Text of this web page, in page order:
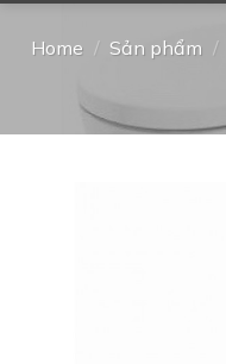
Home / Sản phẩm /